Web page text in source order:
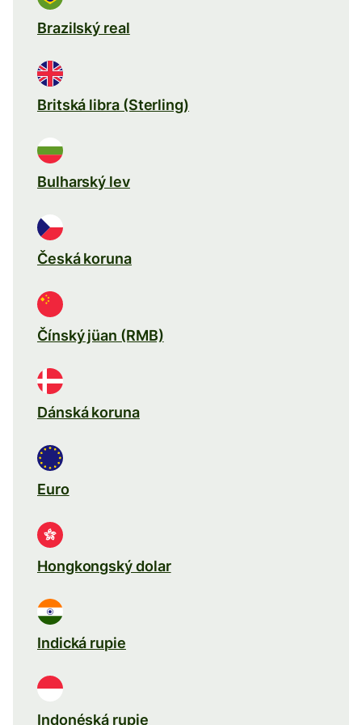
Brazilský real
Britská libra (Sterling)
Bulharský lev
Česká koruna
Čínský jüan (RMB)
Dánská koruna
Euro
Hongkongský dolar
Indická rupie
Indonéská rupie